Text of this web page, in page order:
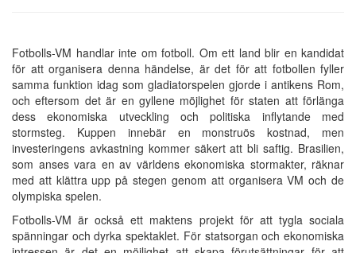
Fotbolls-VM handlar inte om fotboll. Om ett land blir en kandidat
för att organisera denna händelse, är det för att fotbollen fyller
samma funktion idag som gladiatorspelen gjorde i antikens Rom,
och eftersom det är en gyllene möjlighet för staten att förlänga
dess ekonomiska utveckling och politiska inflytande med
stormsteg. Kuppen innebär en monstruös kostnad, men
investeringens avkastning kommer säkert att bli saftig. Brasilien,
som anses vara en av världens ekonomiska stormakter, räknar
med att klättra upp på stegen genom att organisera VM och de
olympiska spelen.
Fotbolls-VM är också ett maktens projekt för att tygla sociala
spänningar och dyrka spektaklet. För statsorgan och ekonomiska